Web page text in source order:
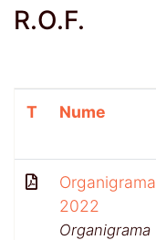
R.O.F.
T Nume
Organigrama
2022
Organigrama